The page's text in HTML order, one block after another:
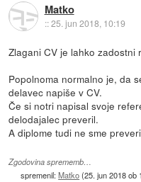
Matko
::25. jun 2018, 10:19
Zlagani CV je lahko zadostni
Popolnoma normalno je, da
delavec napiše v CV.
Če si notri napisal svoje
delodajalec preveril.
A diplome tudi ne sme
Zgodovina sprememb…
spremenil:Matko(25. jun 2018 ob